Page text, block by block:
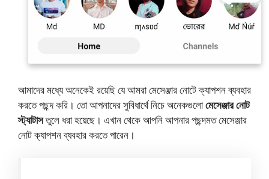
আমাদের মধ্যে অনেকেই রয়েছি যে আমরা মেসেঞ্জার নোটে ক্যাপশন ব্যবহার
করতে পছন্দ করি। তো আপনাদের সুবিধার্থে নিচে অনেকগুলোমেসেঞ্জার নোট
স্ট্যাটাসতুলে ধরা হয়েছে। এখান থেকে আপনি আপনার পছন্দমত মেসেঞ্জার
নোট ক্যাপশন ব্যবহার করতে পারেন।